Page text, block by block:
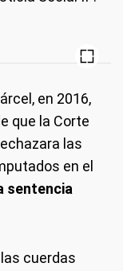
en 2016,
que la Corte
las
en el
sentencia
cuerdas